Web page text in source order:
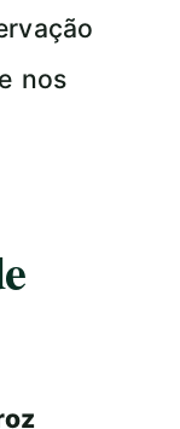
nos